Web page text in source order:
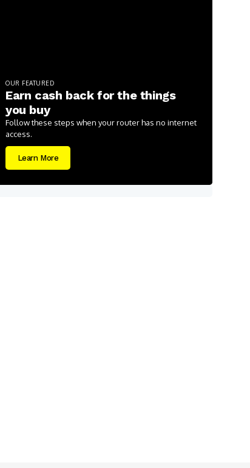
OUR FEATURED
Earn cash back for the things
you buy
Follow these steps when your router has no internet
access.
Learn More